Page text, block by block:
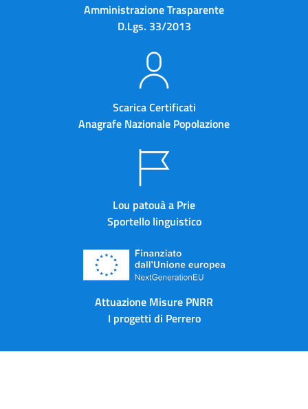
Amministrazione Trasparente
D.Lgs. 33/2013
Scarica Certificati
Anagrafe Nazionale Popolazione
Lou patouà a Prie
Sportello linguistico
Attuazione Misure PNRR
I progetti di Perrero